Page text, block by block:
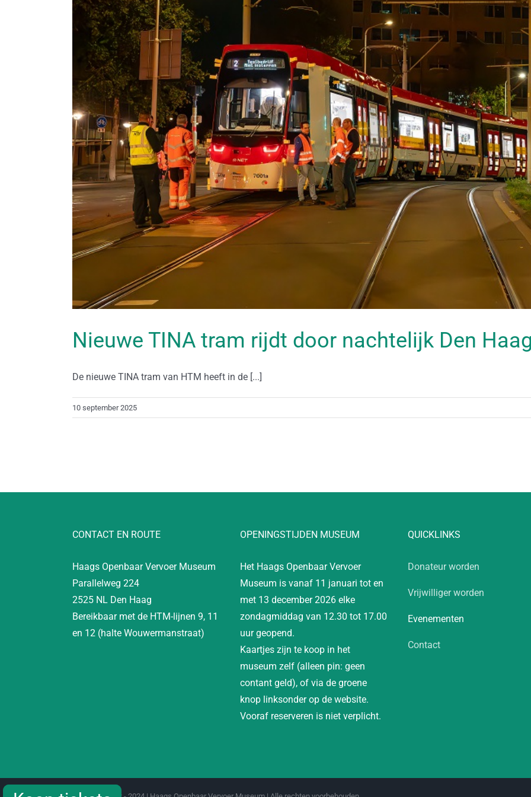
Nieuwe TINA tram rijdt door nachtelijk Den
De nieuwe TINA tram van HTM heeft in de [...]
10 september 2025
CONTACT EN ROUTE
Haags Openbaar Vervoer Museum
Parallelweg 224
2525 NL Den Haag
Bereikbaar met de HTM-lijnen 9, 11
en 12 (halte Wouwermanstraat)
OPENINGSTIJDEN MUSEUM
Het Haags Openbaar Vervoer
Museum is vanaf 11 januari tot en
met 13 december 2026 elke
zondagmiddag van 12.30 tot 17.00
uur geopend.
Kaartjes zijn te koop in het
museum zelf (alleen pin: geen
contant geld), of via de groene
knop linksonder op de website.
Vooraf reserveren is niet verplicht.
QUICKLINKS
Donateur worden
Vrijwilliger worden
Evenementen
Contact